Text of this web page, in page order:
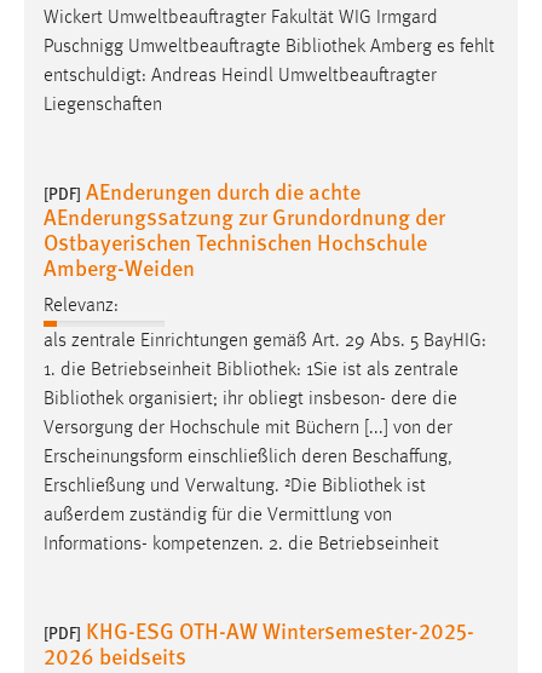
Wickert Umweltbeauftragter Fakultät WIG Irmgard
Puschnigg Umweltbeauftragte Bibliothek Amberg es fehlt
entschuldigt: Andreas Heindl Umweltbeauftragter
Liegenschaften
[PDF] AEnderungen durch die achte
AEnderungssatzung zur Grundordnung der
Ostbayerischen Technischen Hochschule
Amberg-Weiden
Relevanz:
als zentrale Einrichtungen gemäß Art. 29 Abs. 5 BayHIG:
1. die Betriebseinheit Bibliothek: 1Sie ist als zentrale
Bibliothek organisiert; ihr obliegt insbeson- dere die
Versorgung der Hochschule mit Büchern [...] von der
Erscheinungsform einschließlich deren Beschaffung,
Erschließung und Verwaltung. ²Die Bibliothek ist
außerdem zuständig für die Vermittlung von
Informations- kompetenzen. 2. die Betriebseinheit
[PDF] KHG-ESG OTH-AW Wintersemester-2025-
2026 beidseits
einloggen zu können.
Cookie Laufzeit:
24 Stunden
STATISTIK
Statistik Cookies erfassen Informationen anonym.
Diese Informationen helfen uns zu verstehen, wie
unsere Besucher unsere Website nutzen.
Matomo
Name:
_pk_ref, _pk_cvar, _pk_id, _pk_ses
Zweck:
Zugriffsstatistik
Cookie Laufzeit:
Max. 13 Monate
MARKETING